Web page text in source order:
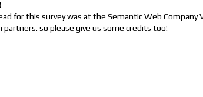
for this survey was at the Semantic Web Company
partners. so please give us some credits too!